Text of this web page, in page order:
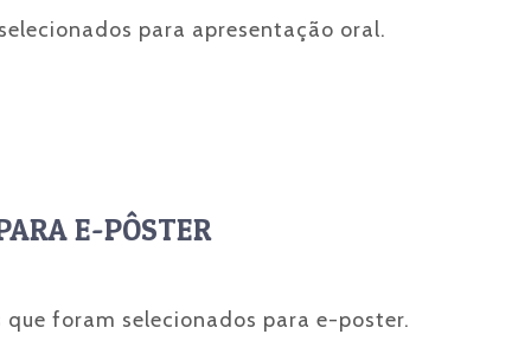
para apresentação oral.
E-PÔSTER
foram selecionados para e-poster.